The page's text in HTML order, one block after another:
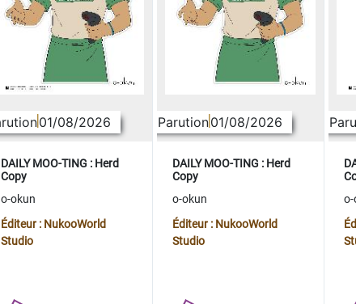
01/08/2026
DAILY MOO-TING : Herd
Copy
o-okun
Éditeur : NukooWorld
Studio
Parution01/08/2026
DAILY MOO-TING : Herd
Copy
o-okun
Éditeur : NukooWorld
Studio
o-